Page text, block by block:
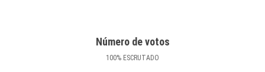
Número de votos
100% ESCRUTADO